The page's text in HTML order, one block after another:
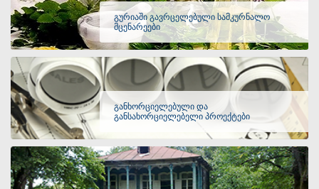
გურიაში გავრცელებული სამკურნალო
მცენარეები
განხორციელებული და
განსახორციელებელი პროექტები